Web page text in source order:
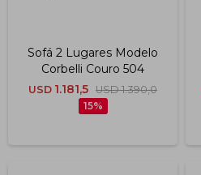
Sofá 2 Lugares Modelo
Corbelli Couro 504
USD 1.181,5 USD 1.390,0
15